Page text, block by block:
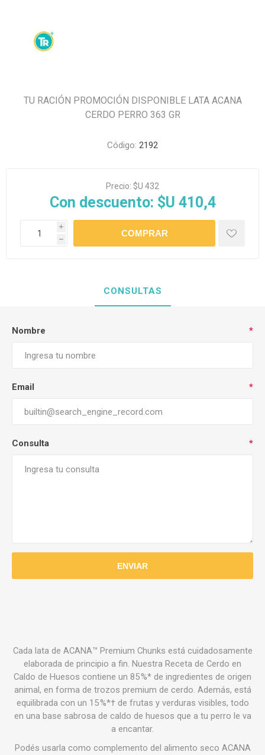
TU RACIÓN PROMOCIÓN DISPONIBLE LATA ACANA
CERDO PERRO 363 GR
Código: 2192
Precio: $U 432
Con descuento: $U 410,4
i
h
CONSULTAS
Nombre *
Email *
Consulta *
Cada lata de ACANA™ Premium Chunks está cuidadosamente
elaborada de principio a fin. Nuestra Receta de Cerdo en
Caldo de Huesos contiene un 85 %* de ingredientes de origen
animal, en forma de trozos premium de cerdo. Además, está
equilibrada con un 15 %*† de frutas y verduras visibles, todo
en una base sabrosa de caldo de huesos que a tu perro le va
a encantar.
Podés usarla como complemento del alimento seco ACANA